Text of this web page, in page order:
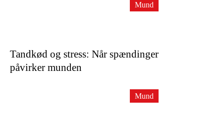
Tandkød og stress: Når spændinger
påvirker munden
Mund
Mund